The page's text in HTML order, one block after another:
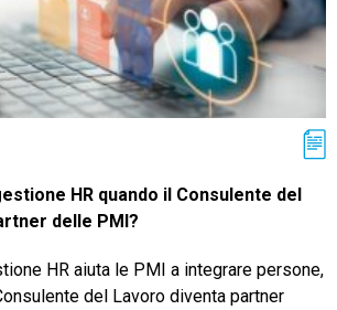
HR quando il Consulente del
delle PMI?
HR aiuta le PMI a integrare persone,
del Lavoro diventa partner